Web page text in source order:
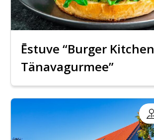
Ēstuve “Burger Kitchen
Tänavagurmee”